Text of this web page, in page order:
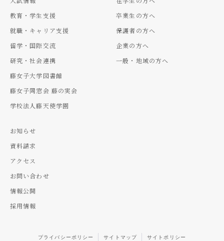
教育・学生支援
就職・キャリア支援
留学・国際交流
研究・社会連携
藤女子大学図書館
藤女子同窓会 藤の実会
学校法人藤天使学園
卒業生の方へ
保護者の方へ
企業の方へ
一般・地域の方へ
お知らせ
資料請求
アクセス
お問い合わせ
情報公開
採用情報
プライバシーポリシー サイトマップ サイトポリシー